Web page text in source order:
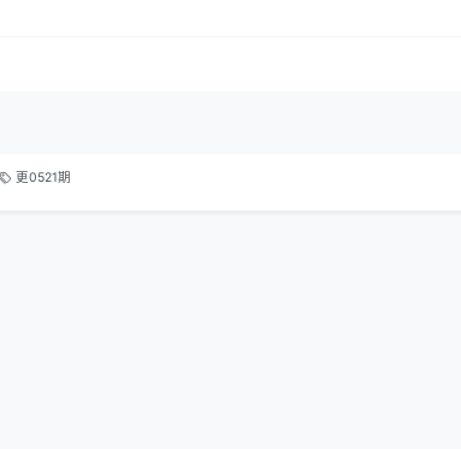
更0521期